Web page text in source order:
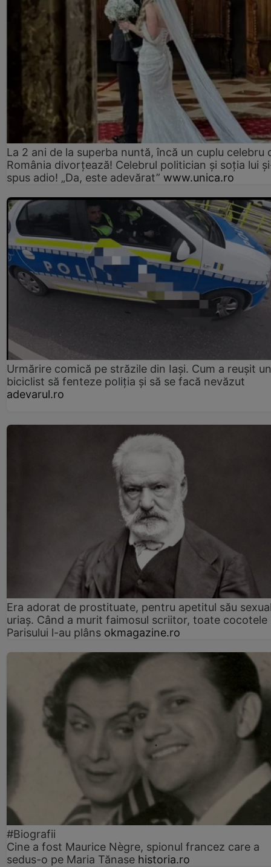
La 2 ani de la superba nuntă, încă un cuplu celebru
România divorțează! Celebrul politician și soția lui
spus adio! „Da, este adevărat” www.unica.ro
Urmărire comică pe străzile din Iași. Cum a reușit un
biciclist să fenteze poliția și să se facă nevăzut
adevarul.ro
Era adorat de prostituate, pentru apetitul său
uriaș. Când a murit faimosul scriitor, toate cocotele
Parisului l-au plâns okmagazine.ro
#Biografii
Cine a fost Maurice Nègre, spionul francez care a
sedus-o pe Maria Tănase historia.ro